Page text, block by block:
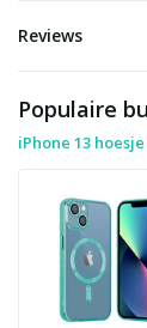
Reviews
Populaire
iPhone 13